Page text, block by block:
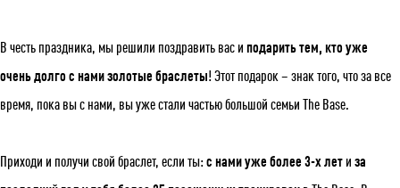
В честь праздника, мы решили поздравить вас и подарить тем, кто уже
очень долго с нами золотые браслеты! Этот подарок – знак того, что за все
время, пока вы с нами, вы уже стали частью большой семьи The Base.
Приходи и получи свой браслет, если ты:с нами уже более 3-х лет и за